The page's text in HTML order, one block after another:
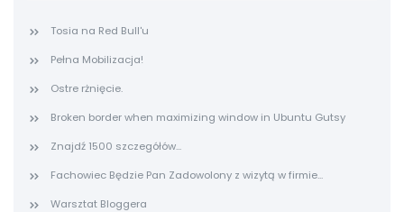
Tosia na Red Bull'u
Pełna Mobilizacja!
Ostre rżnięcie.
Broken border when maximizing window in Ubuntu Gutsy
Znajdź 1500 szczegółów...
Fachowiec Będzie Pan Zadowolony z wizytą w firmie...
Warsztat Bloggera